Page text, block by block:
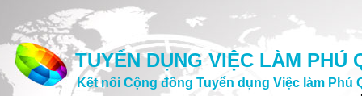
TUYỂN DỤNG VIỆC LÀM PHÚ
Kết nối Cộng đồng Tuyển dụng Việc làm Phú